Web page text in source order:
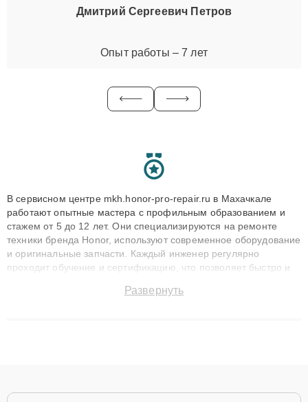
Дмитрий Сергеевич Петров
Опыт работы – 7 лет
В сервисном центре mkh.honor-pro-repair.ru в Махачкале
работают опытные мастера с профильным образованием и
стажем от 5 до 12 лет. Они специализируются на ремонте
техники бренда Honor, используют современное оборудование
и оригинальные запчасти. Каждый инженер регулярно
проходит обучение и сертификацию, что позволяет быстро и
сохранением гарантии до 3 лет. Наши мастера решают
Развернуть